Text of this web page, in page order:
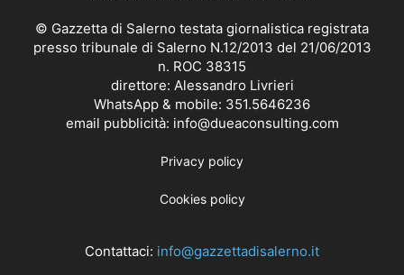
© Gazzetta di Salerno testata giornalistica registrata
presso tribunale di Salerno N.12/2013 del 21/06/2013
n. ROC 38315
direttore: Alessandro Livrieri
WhatsApp & mobile: 351.5646236
email pubblicità: info@dueaconsulting.com
Privacy policy
Cookies policy
Contattaci: info@gazzettadisalerno.it